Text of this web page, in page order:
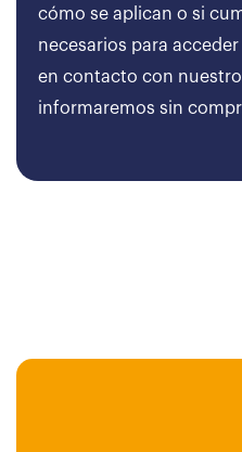
cómo se aplican o si
necesarios para
en contacto con
informaremos sin